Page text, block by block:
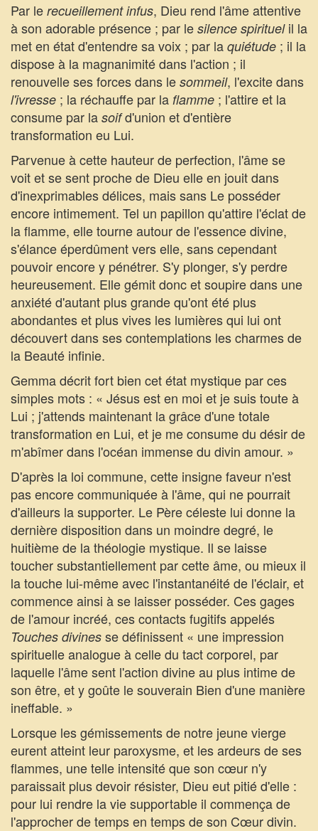
Par le recueillement infus, Dieu rend l'âme attentive
à son adorable présence ; par le silence spirituelil la
met en état d'entendre sa voix ; par la quiétude ; il la
dispose à la magnanimité dans l'action ; il
renouvelle ses forces dans le sommeil, l'excite dans
l'ivresse ; la réchauffe par la flamme ; l'attire et la
consume par la soifd'union et d'entière
transformation eu Lui.
Parvenue à cette hauteur de perfection, l'âme se
voit et se sent proche de Dieu elle en jouit dans
d'inexprimables délices, mais sans Le posséder
encore intimement. Tel un papillon qu'attire l'éclat de
la flamme, elle tourne autour de l'essence divine,
s'élance éperdûment vers elle, sans cependant
pouvoir encore y pénétrer. S'y plonger, s'y perdre
heureusement. Elle gémit donc et soupire dans une
anxiété d'autant plus grande qu'ont été plus
abondantes et plus vives les lumières qui lui ont
découvert dans ses contemplations les charmes de
la Beauté infinie.
Gemma décrit fort bien cet état mystique par ces
simples mots : « Jésus est en moi et je suis toute à
Lui ; j'attends maintenant la grâce d'une totale
transformation en Lui, et je me consume du désir de
m'abîmer dans l'océan immense du divin amour. »
D'après la loi commune, cette insigne faveur n'est
pas encore communiquée à l'âme, qui ne pourrait
d'ailleurs la supporter. Le Père céleste lui donne la
dernière disposition dans un moindre degré, le
huitième de la théologie mystique. Il se laisse
toucher substantiellement par cette âme, ou mieux il
la touche lui-même avec l'instantanéité de l'éclair, et
commence ainsi à se laisser posséder. Ces gages
de l'amour incréé, ces contacts fugitifs appelés
Touches divines se définissent « une impression
spirituelle analogue à celle du tact corporel, par
laquelle l'âme sent l'action divine au plus intime de
son être, et y goûte le souverain Bien d'une manière
ineffable. »
Lorsque les gémissements de notre jeune vierge
eurent atteint leur paroxysme, et les ardeurs de ses
flammes, une telle intensité que son cœur n'y
paraissait plus devoir résister, Dieu eut pitié d'elle :
pour lui rendre la vie supportable il commença de
l'approcher de temps en temps de son Cœur divin.